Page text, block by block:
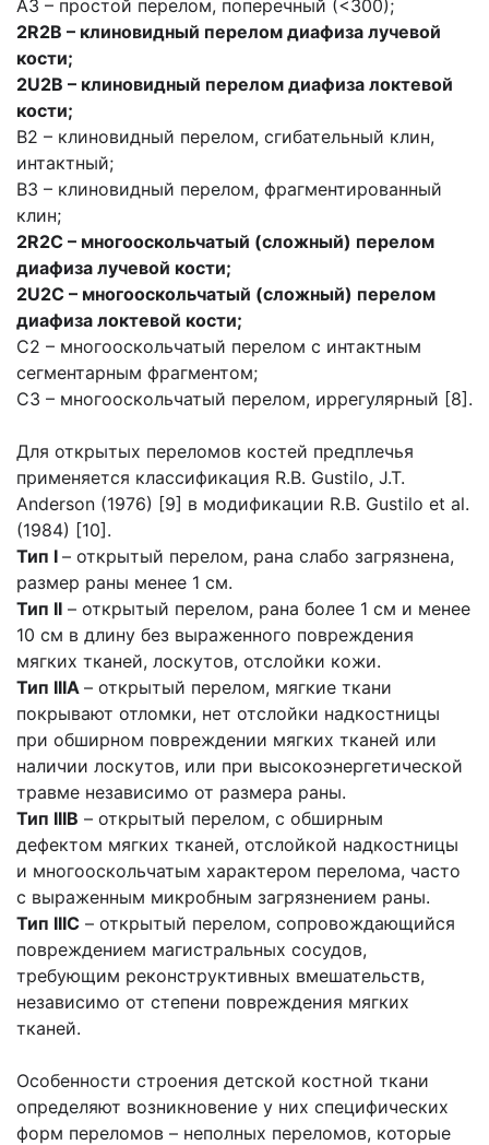
А3 – простой перелом, поперечный (<300);
2R2B – клиновидный перелом диафиза лучевой
кости;
2U2B – клиновидный перелом диафиза локтевой
кости;
В2 – клиновидный перелом, сгибательный клин,
интактный;
В3 – клиновидный перелом, фрагментированный
клин;
2R2C – многооскольчатый (сложный) перелом
диафиза лучевой кости;
2U2C – многооскольчатый (сложный) перелом
диафиза локтевой кости;
С2 – многооскольчатый перелом с интактным
сегментарным фрагментом;
С3 – многооскольчатый перелом, иррегулярный [8].
Для открытых переломов костей предплечья
применяется классификация R.B. Gustilo, J.T.
Anderson (1976) [9] в модификации R.B. Gustilo et al.
(1984) [10].
Тип I – открытый перелом, рана слабо загрязнена,
размер раны менее 1 см.
Тип II – открытый перелом, рана более 1 см и менее
10 см в длину без выраженного повреждения
мягких тканей, лоскутов, отслойки кожи.
Тип IIIA – открытый перелом, мягкие ткани
покрывают отломки, нет отслойки надкостницы
при обширном повреждении мягких тканей или
наличии лоскутов, или при высокоэнергетической
травме независимо от размера раны.
Тип IIIB – открытый перелом, с обширным
дефектом мягких тканей, отслойкой надкостницы
и многооскольчатым характером перелома, часто
с выраженным микробным загрязнением раны.
Тип IIIC – открытый перелом, сопровождающийся
повреждением магистральных сосудов,
требующим реконструктивных вмешательств,
независимо от степени повреждения мягких
тканей.
Особенности строения детской костной ткани
определяют возникновение у них специфических
форм переломов – неполных переломов, которые